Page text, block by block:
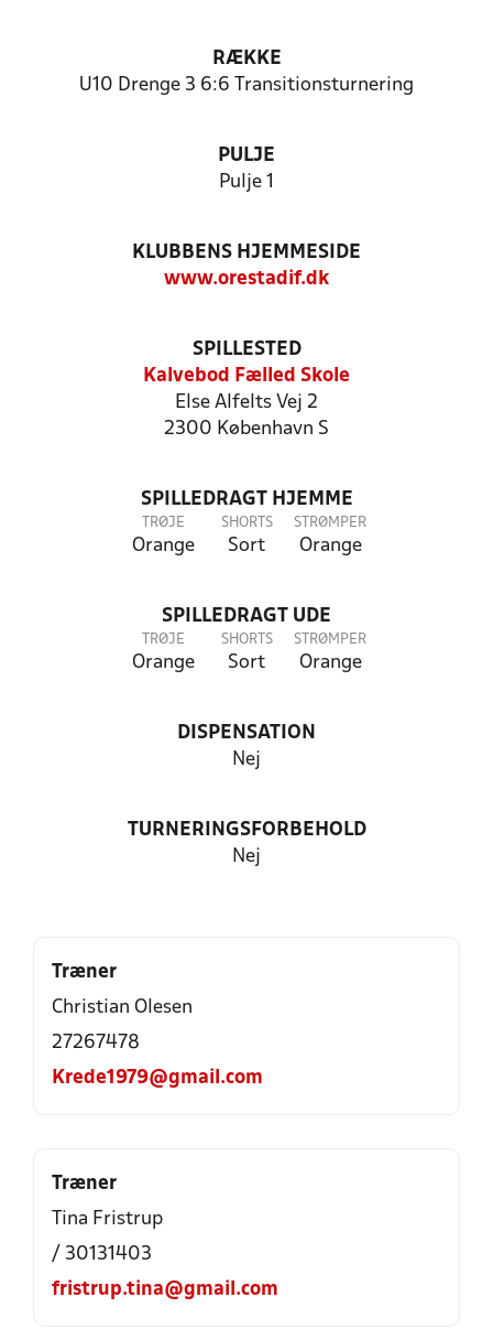
RÆKKE
U10 Drenge 3 6:6 Transitionsturnering
PULJE
Pulje 1
KLUBBENS HJEMMESIDE
www.orestadif.dk
SPILLESTED
Kalvebod Fælled Skole
Else Alfelts Vej 2
2300 København S
SPILLEDRAGT HJEMME
TRØJE
Orange
SHORTS
Sort
STRØMPER
Orange
SPILLEDRAGT UDE
TRØJE
Orange
SHORTS
Sort
STRØMPER
Orange
DISPENSATION
Nej
TURNERINGSFORBEHOLD
Nej
Træner
Christian Olesen
27267478
Krede1979@gmail.com
Træner
Tina Fristrup
/ 30131403
fristrup.tina@gmail.com